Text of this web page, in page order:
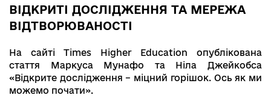
ВІДКРИТІ ДОСЛІДЖЕННЯ ТА МЕРЕЖА
ВІДТВОРЮВАНОСТІ
На сайті Times Higher Education опублікована
стаття Маркуса Мунафо та Ніла Джейкобса
«Відкрите дослідження – міцний горішок. Ось як ми
можемо почати».